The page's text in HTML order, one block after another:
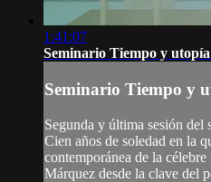
1:41:07
Seminario Tiempo y
Seminario Tiempo y
Segunda y última sesión
Cien años de soledad en la
contemporánea de la
Márquez desde la clave del